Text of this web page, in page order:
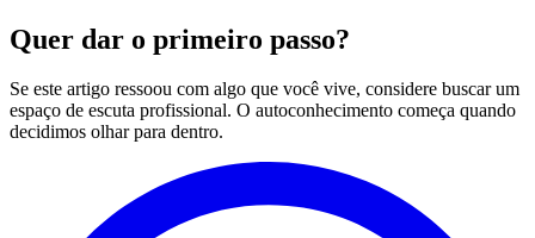
Quer dar o primeiro passo?
Se este artigo ressoou com algo que você vive, considere buscar um
espaço de escuta profissional. O autoconhecimento começa quando
decidimos olhar para dentro.